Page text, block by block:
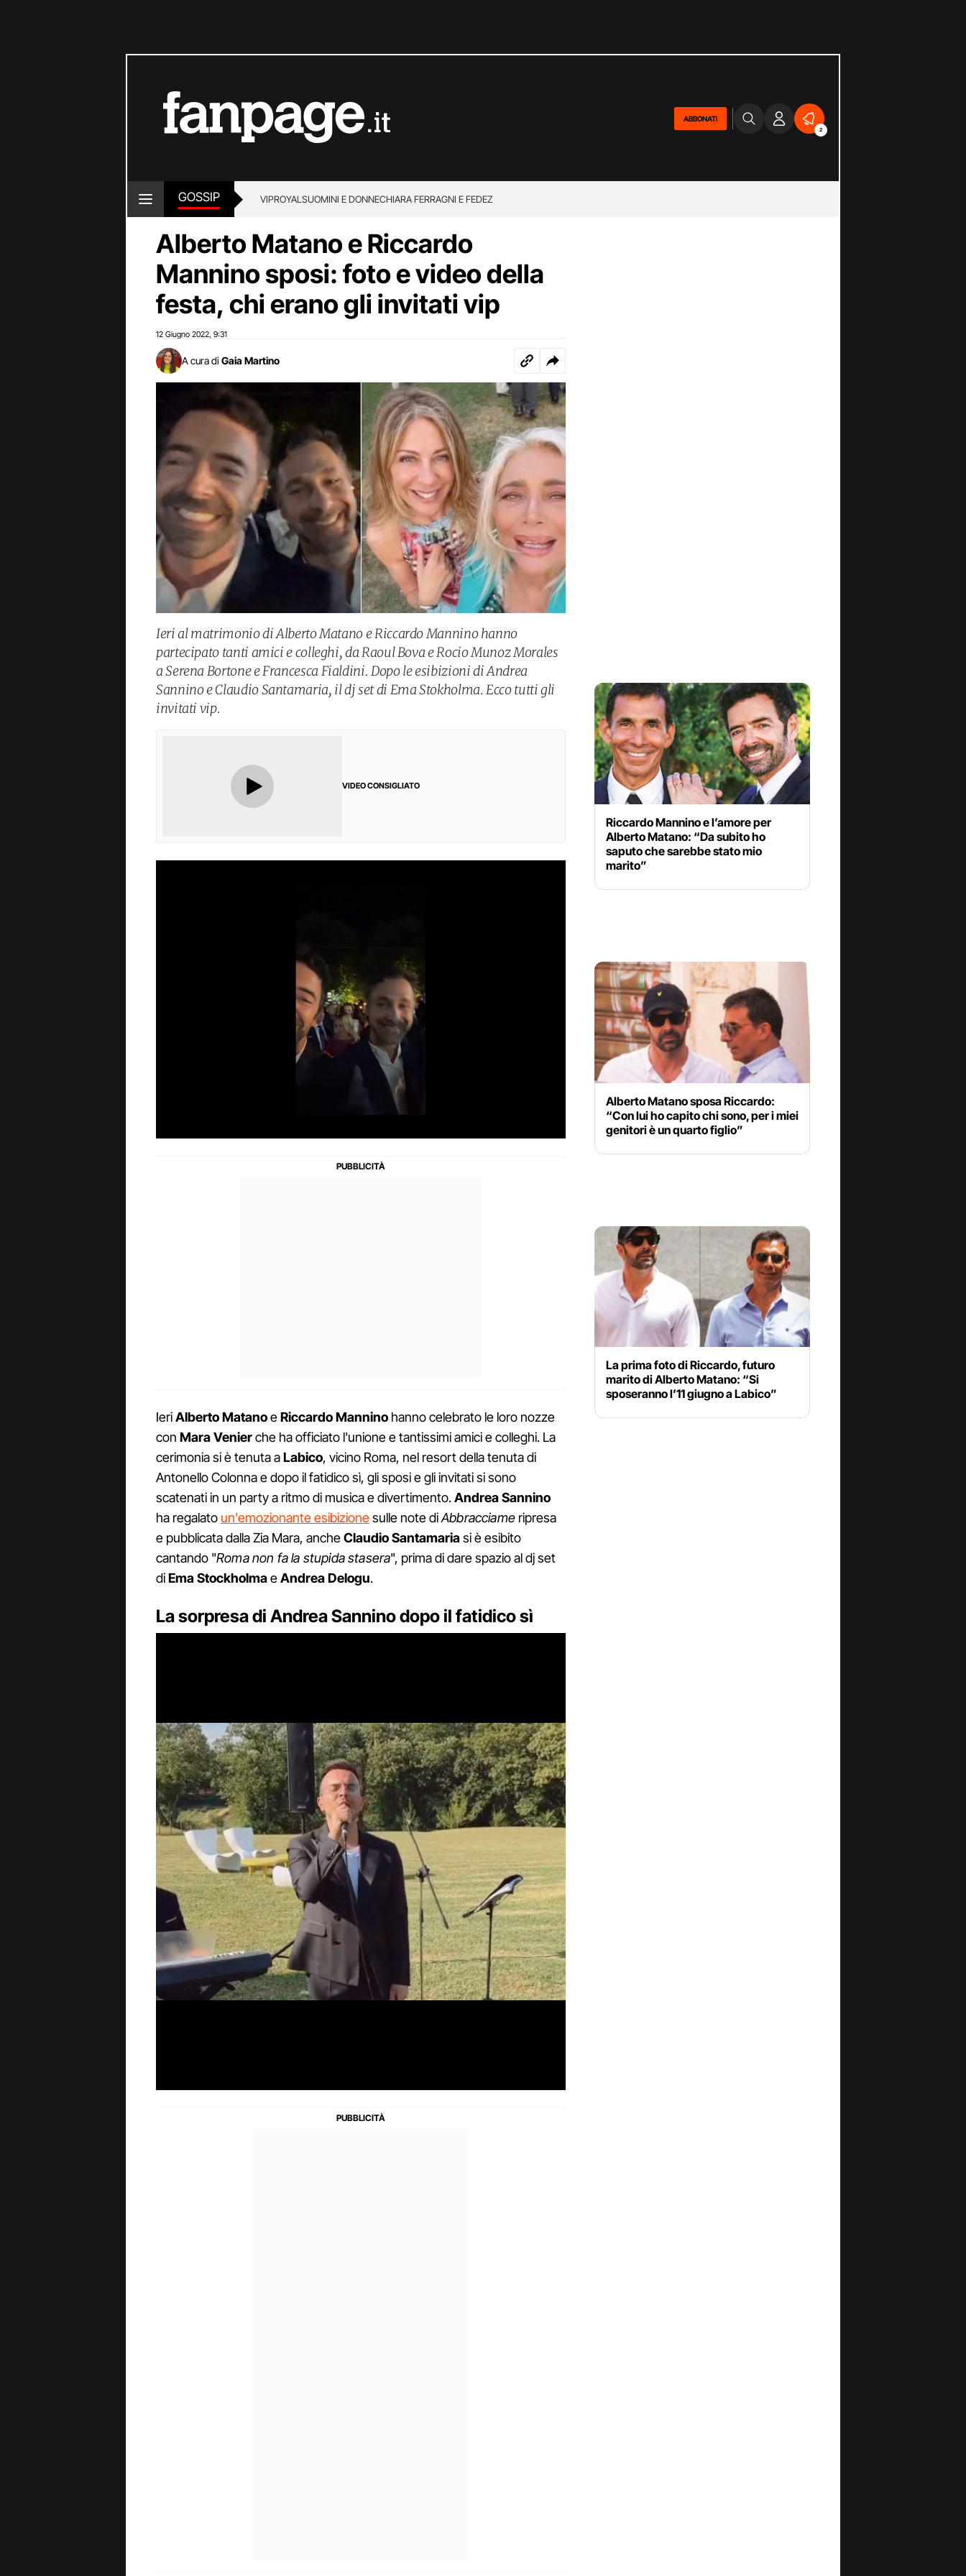
ABBONATI
2
GOSSIP VIPROYALSUOMINI E DONNECHIARA FERRAGNI E FEDEZ
Alberto Matano e Riccardo
Mannino sposi: foto e video della
festa, chi erano gli invitati vip
12 Giugno 2022 9:31
A cura di Gaia Martino
Ieri al matrimonio di Alberto Matano e Riccardo Mannino hanno
partecipato tanti amici e colleghi, da Raoul Bova e Rocio Munoz Morales
a Serena Bortone e Francesca Fialdini. Dopo le esibizioni di Andrea
Sannino e Claudio Santamaria, il dj set di Ema Stokholma. Ecco tutti gli
invitati vip.
VIDEO CONSIGLIATO
IeriAlberto MatanoeRiccardo Mannino hanno celebrato le loro nozze
con Mara Venierche ha officiato l'unione e tantissimi amici e colleghi. La
cerimonia si è tenuta aLabico, vicino Roma, nel resort della tenuta di
Antonello Colonna e dopo il fatidico sì, gli sposi e gli invitati si sono
scatenati in un party a ritmo di musica e divertimento.Andrea Sannino
ha regalato un'emozionante esibizionesulle note diAbbracciameripresa
e pubblicata dalla Zia Mara, ancheClaudio Santamariasi è esibito
cantando "Roma non fa la stupida stasera", prima di dare spazio al dj set
diEma StockholmaeAndrea Delogu.
La sorpresa di Andrea Sannino dopo il fatidico sì
Riccardo Mannino e l’amore per
Alberto Matano: “Da subito ho
saputo che sarebbe stato mio
marito”
Alberto Matano sposa Riccardo:
“Con lui ho capito chi sono, per i miei
genitori è un quarto figlio”
La prima foto di Riccardo, futuro
marito di Alberto Matano: “Si
sposeranno l’11 giugno a Labico”